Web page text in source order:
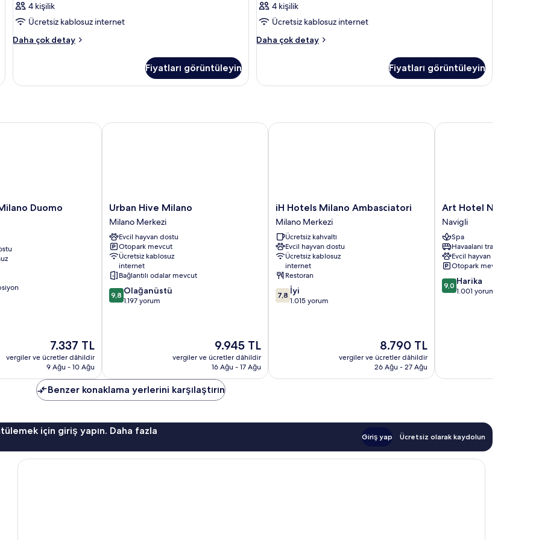
4 kişilik
Ücretsiz kablosuz internet
Daha çok detay
Oda
detay
Fiyatları görüntüleyin
4 kişilik
Ücretsiz kablosuz internet
Daha çok detay
Oda
detay
Fiyatları görüntüleyin
Duomo
Güncel
fiyat:
7.337 TL
7.337 TL
vergiler ve ücretler dâhildir
9 Ağu - 10 Ağu
Duomo Velasca
Urban
Hive
Milano
Milano
Merkezi
Urban Hive Milano
Milano Merkezi
Evcil hayvan dostu
Otopark mevcut
Ücretsiz kablosuz
internet
Bağlantılı odalar mevcut
10
üzerinden
9,8 Olağanüstü
1.197 yorum
Güncel
fiyat:
9.945 TL
9.945 TL
vergiler ve ücretler dâhildir
16 Ağu - 17 Ağu
Urban Hive Milano
iH
Hotels
Milano
Ambasciatori
Milano
Merkezi
iH Hotels Milano Ambasciatori
Milano Merkezi
Ücretsiz kahvaltı
Evcil hayvan dostu
Ücretsiz kablosuz
internet
Restoran
10
üzerinden
7,8 İyi
1.015 yorum
Güncel
fiyat:
8.790 TL
8.790 TL
vergiler ve ücretler dâhildir
26 Ağu - 27 Ağu
iH Hotels Milano Ambasciatori
Art
Hotel
Navigli
Navigli
Art Hotel Navigli
Navigli
Spa
Havaalanı transferi
Evcil hayvan dostu
Otopark mevcut
10
üzerinden
9,0 Harika
1.001 yorum
Art Hotel Navigli
Benzer konaklama yerlerini karşılaştırın
için giriş yapın. Daha fazla
Giriş yap Ücretsiz olarak kaydolun